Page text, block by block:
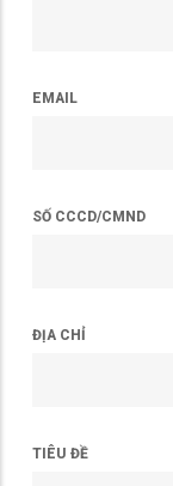
EMAIL
SỐ CCCD/CMND
ĐỊA CHỈ
TIÊU ĐỀ